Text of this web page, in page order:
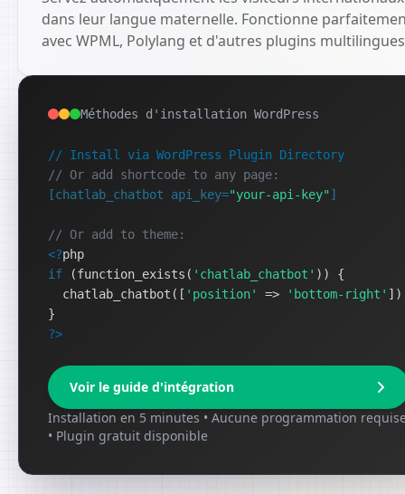
dans leur langue maternelle. Fonctionne
avec WPML, Polylang et d'autres plugins
Méthodes d'installation WordPress
// Install via WordPress Plugin Directory
// Or add shortcode to any page:
[chatlab_chatbot api_key="your-api-key" ]
// Or add to theme:
<?php
if (function_exists( 'chatlab_chatbot' )) {
chatlab_chatbot([ 'position' => 'bottom-right'
}
?>
Voir le guide d'intégration
Installation en 5 minutes • Aucune programmation
• Plugin gratuit disponible